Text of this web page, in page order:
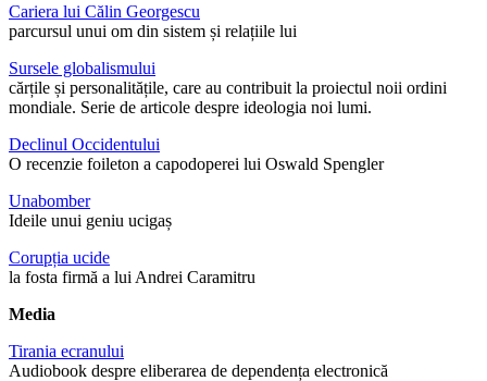
Cariera lui Călin Georgescu
parcursul unui om din sistem și relațiile lui
Sursele globalismului
cărțile și personalitățile, care au contribuit la proiectul noii ordini
mondiale. Serie de articole despre ideologia noi lumi.
Declinul Occidentului
O recenzie foileton a capodoperei lui Oswald Spengler
Unabomber
Ideile unui geniu ucigaș
Corupția ucide
la fosta firmă a lui Andrei Caramitru
Media
Tirania ecranului
Audiobook despre eliberarea de dependența electronică